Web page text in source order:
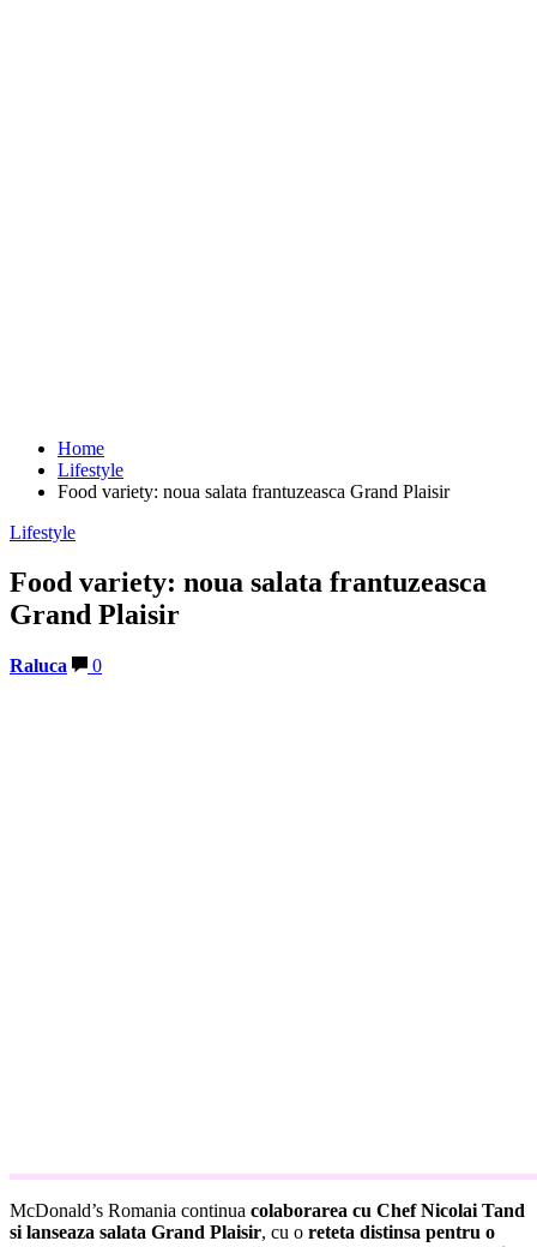
Home
Lifestyle
Food variety: noua salata frantuzeasca Grand Plaisir
Lifestyle
Food variety: noua salata frantuzeasca
Grand Plaisir
Raluca 0
McDonald’s Romania continua colaborarea cu Chef Nicolai Tand
si lanseaza salata Grand Plaisir, cu o reteta distinsa pentru o